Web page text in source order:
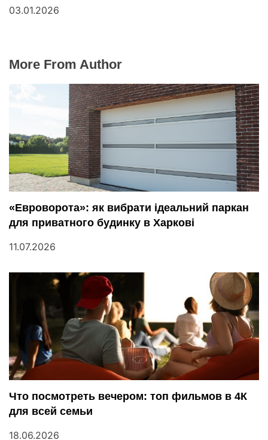
03.01.2026
More From Author
«Евроворота»: як вибрати ідеальний паркан
для приватного будинку в Харкові
11.07.2026
Что посмотреть вечером: топ фильмов в 4К
для всей семьи
18.06.2026